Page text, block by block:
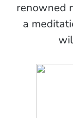
renowned
a